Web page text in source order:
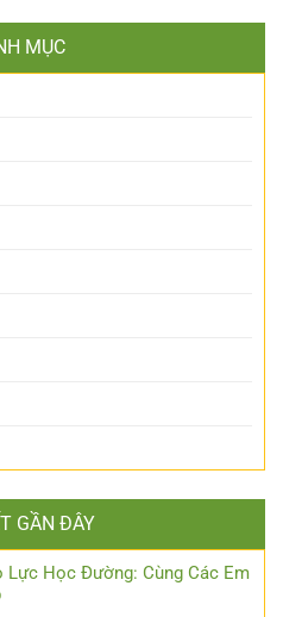
MỤC
GẦN ĐÂY
Lực Học Đường: Cùng Các Em